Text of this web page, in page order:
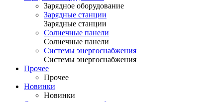
Зарядное оборудование
Зарядные станции
Зарядные станции
Солнечные панели
Солнечные панели
Системы энергоснабжения
Системы энергоснабжения
Прочее
Прочее
Новинки
Новинки